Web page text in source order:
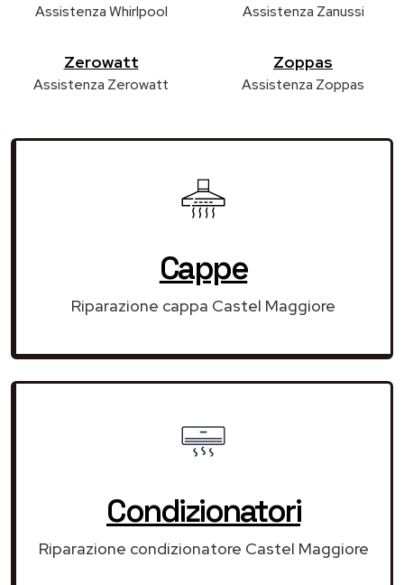
Assistenza Whirlpool Assistenza Zanussi
Zerowatt
Assistenza Zerowatt
Zoppas
Assistenza Zoppas
Cappe
Riparazione cappa Castel Maggiore
Condizionatori
Riparazione condizionatore Castel Maggiore